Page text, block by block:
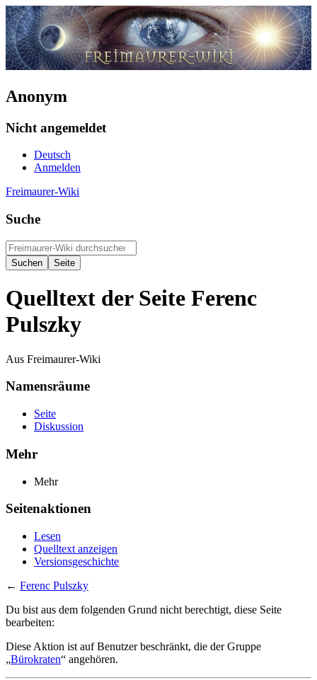
Anonym
Nicht angemeldet
Deutsch
Anmelden
Freimaurer-Wiki
Suche
Quelltext der Seite Ferenc
Pulszky
Aus Freimaurer-Wiki
Namensräume
Seite
Diskussion
Mehr
Mehr
Seitenaktionen
Lesen
Quelltext anzeigen
Versionsgeschichte
← Ferenc Pulszky
Du bist aus dem folgenden Grund nicht berechtigt, diese Seite
bearbeiten:
Diese Aktion ist auf Benutzer beschränkt, die der Gruppe
„Bürokraten“ angehören.